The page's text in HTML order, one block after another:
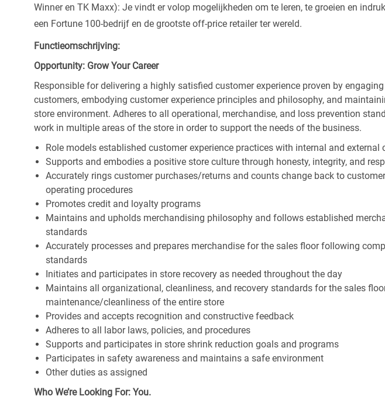
Winner en TK Maxx): Je vindt er volop mogelijkheden om te leren, te groeien en
een Fortune 100-bedrijf en de grootste off-price retailer ter wereld.
Functieomschrijving:
Opportunity: Grow Your Career
Responsible for delivering a highly satisfied customer experience proven by
customers, embodying customer experience principles and philosophy, and
store environment. Adheres to all operational, merchandise, and loss prevention
work in multiple areas of the store in order to support the needs of the business.
Role models established customer experience practices with internal and external
Supports and embodies a positive store culture through honesty, integrity, and
Accurately rings customer purchases/returns and counts change back to
operating procedures
Promotes credit and loyalty programs
Maintains and upholds merchandising philosophy and follows established
standards
Accurately processes and prepares merchandise for the sales floor following
standards
Initiates and participates in store recovery as needed throughout the day
Maintains all organizational, cleanliness, and recovery standards for the sales
maintenance/cleanliness of the entire store
Provides and accepts recognition and constructive feedback
Adheres to all labor laws, policies, and procedures
Supports and participates in store shrink reduction goals and programs
Participates in safety awareness and maintains a safe environment
Other duties as assigned
Who We’re Looking For: You.